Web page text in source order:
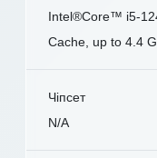
Intel®Core™ i5-
Cache, up to 4.4
Чіпсет
N/A